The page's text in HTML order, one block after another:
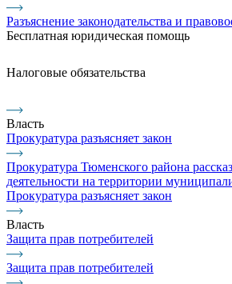
Разъяснение законодательства и
Бесплатная юридическая помощь
Налоговые обязательства
Власть
Прокуратура разъясняет закон
Прокуратура Тюменского района
деятельности на территории
Прокуратура разъясняет закон
Власть
Защита прав потребителей
Защита прав потребителей